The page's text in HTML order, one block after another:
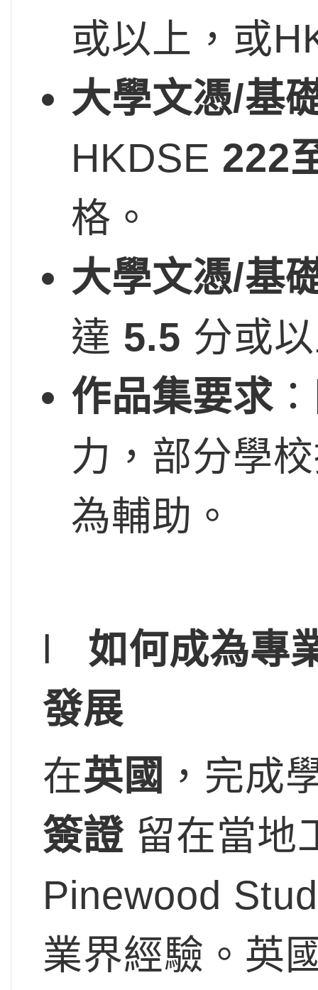
或以上，或
大學文憑/基
HKDSE 222
格。
大學文憑/基
達 5.5 分或
作品集要求
力，部分學
為輔助。
l 如何成為專
發展
在英國 ，完成
簽證留在當地
Pinewood
業界經驗。英